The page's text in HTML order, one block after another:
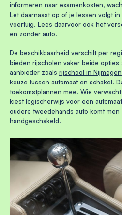
informeren naar examenkosten,
Let daarnaast op of je lessen volgt
voertuig. Lees daarvoor ook het
en zonder auto.
De beschikbaarheid verschilt per
bieden rijscholen vaker beide opties
aanbieder zoals rijschool in Nijmegen
keuze tussen automaat en schakel.
toekomstplannen mee. Wie
kiest logischerwijs voor een
oudere tweedehands auto komt men
handgeschakeld.